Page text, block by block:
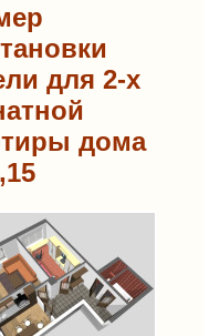
для 2-х
дома